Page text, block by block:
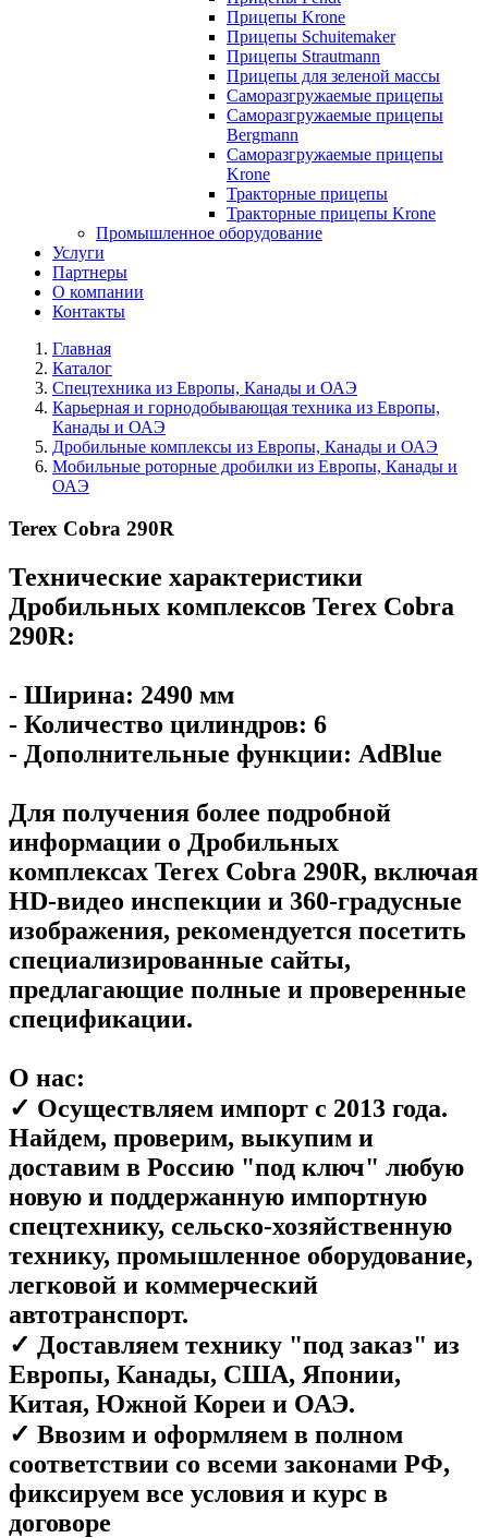
Прицепы Krone
Прицепы Schuitemaker
Прицепы Strautmann
Прицепы для зеленой массы
Саморазгружаемые прицепы
Саморазгружаемые прицепы
Bergmann
Саморазгружаемые прицепы
Krone
Тракторные прицепы
Тракторные прицепы Krone
Промышленное оборудование
Услуги
Партнеры
О компании
Контакты
Главная
Каталог
Спецтехника из Европы, Канады и ОАЭ
Карьерная и горнодобывающая техника из Европы,
Канады и ОАЭ
Дробильные комплексы из Европы, Канады и ОАЭ
Мобильные роторные дробилки из Европы, Канады и
ОАЭ
Terex Cobra 290R
Технические характеристики
Дробильных комплексов Terex Cobra
290R:
- Ширина: 2490 мм
- Количество цилиндров: 6
- Дополнительные функции: AdBlue
Для получения более подробной
информации о Дробильных
комплексах Terex Cobra 290R, включая
HD-видео инспекции и 360-градусные
изображения, рекомендуется посетить
специализированные сайты,
предлагающие полные и проверенные
спецификации.
О нас:
✓ Осуществляем импорт с 2013 года.
Найдем, проверим, выкупим и
доставим в Россию "под ключ" любую
новую и поддержанную импортную
спецтехнику, сельско-хозяйственную
технику, промышленное оборудование,
легковой и коммерческий
автотранспорт.
✓ Доставляем технику "под заказ" из
Европы, Канады, США, Японии,
Китая, Южной Кореи и ОАЭ.
✓ Ввозим и оформляем в полном
соответствии со всеми законами РФ,
фиксируем все условия и курс в
договоре